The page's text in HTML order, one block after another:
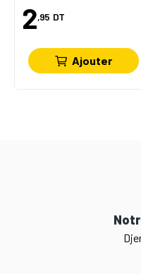
2,95 DT
Ajouter